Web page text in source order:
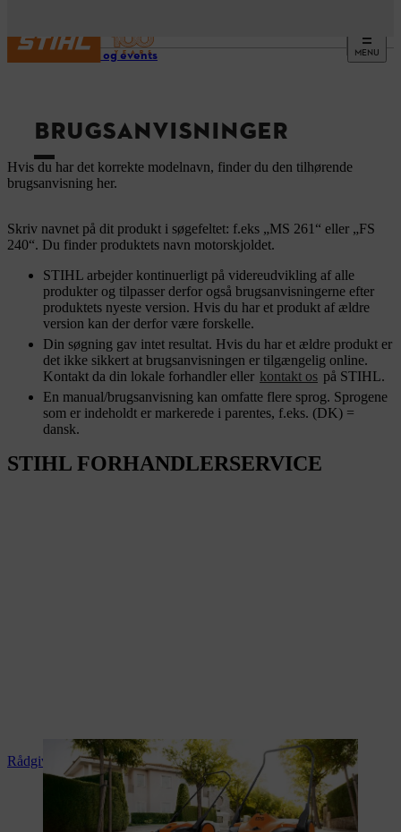
MENU
Service og events
BRUGSANVISNINGER
Hvis du har det korrekte modelnavn, finder du den tilhørende
brugsanvisning her.
Skriv navnet på dit produkt i søgefeltet: f.eks „MS 261“ eller „FS
240“. Du finder produktets navn motorskjoldet.
STIHL arbejder kontinuerligt på videreudvikling af alle
produkter og tilpasser derfor også brugsanvisningerne efter
produktets nyeste version. Hvis du har et produkt af ældre
version kan der derfor være forskelle.
Din søgning gav intet resultat. Hvis du har et ældre produkt er
det ikke sikkert at brugsanvisningen er tilgængelig online.
Kontakt da din lokale forhandler eller kontakt os på STIHL.
En manual/brugsanvisning kan omfatte flere sprog. Sprogene
som er indeholdt er markerede i parentes, f.eks. (DK) =
dansk.
STIHL FORHANDLERSERVICE
Rådgivning og produktvejledning